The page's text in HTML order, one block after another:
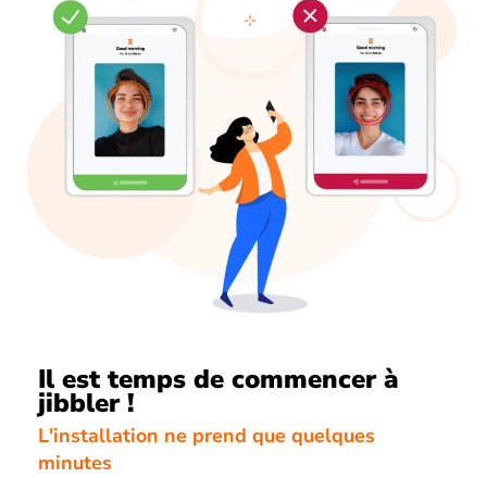
Il est temps de commencer à
jibbler !
L'installation ne prend que quelques
minutes